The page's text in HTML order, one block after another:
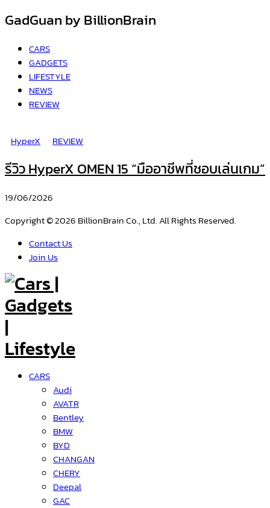
GadGuan by BillionBrain
CARS
GADGETS
LIFESTYLE
NEWS
REVIEW
HyperX REVIEW
รีวิว HyperX OMEN 15 “มืออาชีพที่ชอบเล่นเกม”
19/06/2026
Copyright © 2026 BillionBrain Co., Ltd. All Rights Reserved.
Contact Us
Join Us
CARS
Audi
AVATR
Bentley
BMW
BYD
CHANGAN
CHERY
Deepal
GAC